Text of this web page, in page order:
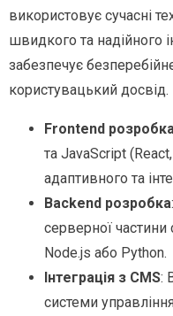
використовує сучасні
швидкого та надійного
забезпечує
користувацький досвід.
Frontend
та JavaScript
адаптивного та
Backend розробка
серверної
Node.js або Python.
Інтеграція з CMS:
системи